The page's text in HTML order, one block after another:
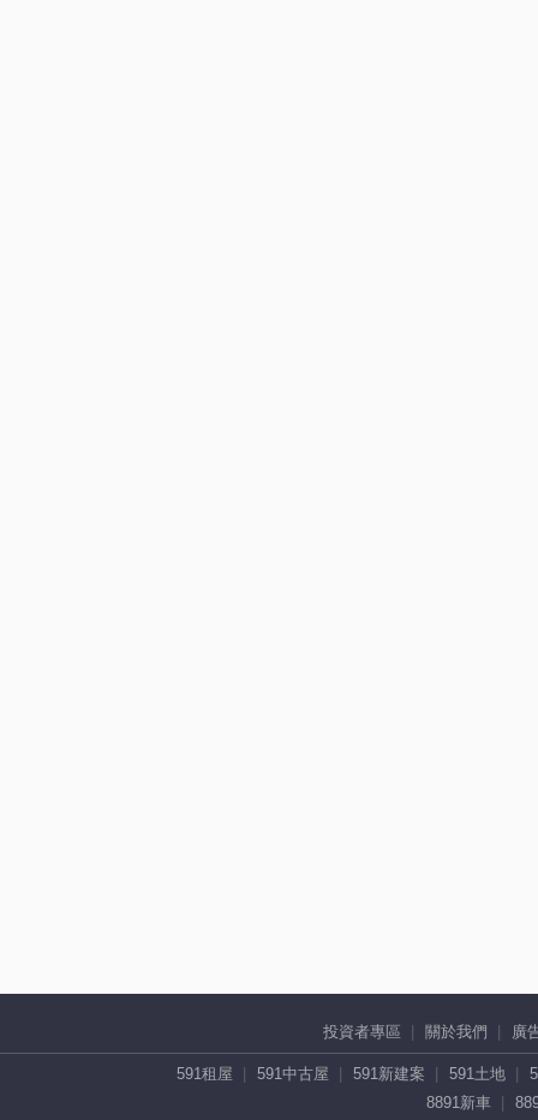
投資者專區 關於我們 廣
591租屋 591中古屋 591新建案 591土地
8891新車